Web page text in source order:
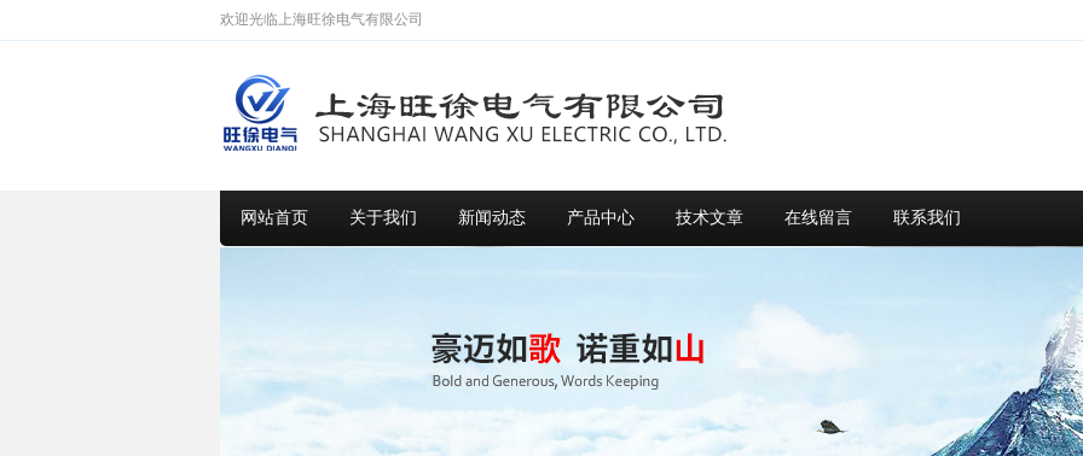
欢迎光临上海旺徐电气有限公司
网站首页 关于我们 新闻动态 产品中心 技术文章 在线留言 联系我们